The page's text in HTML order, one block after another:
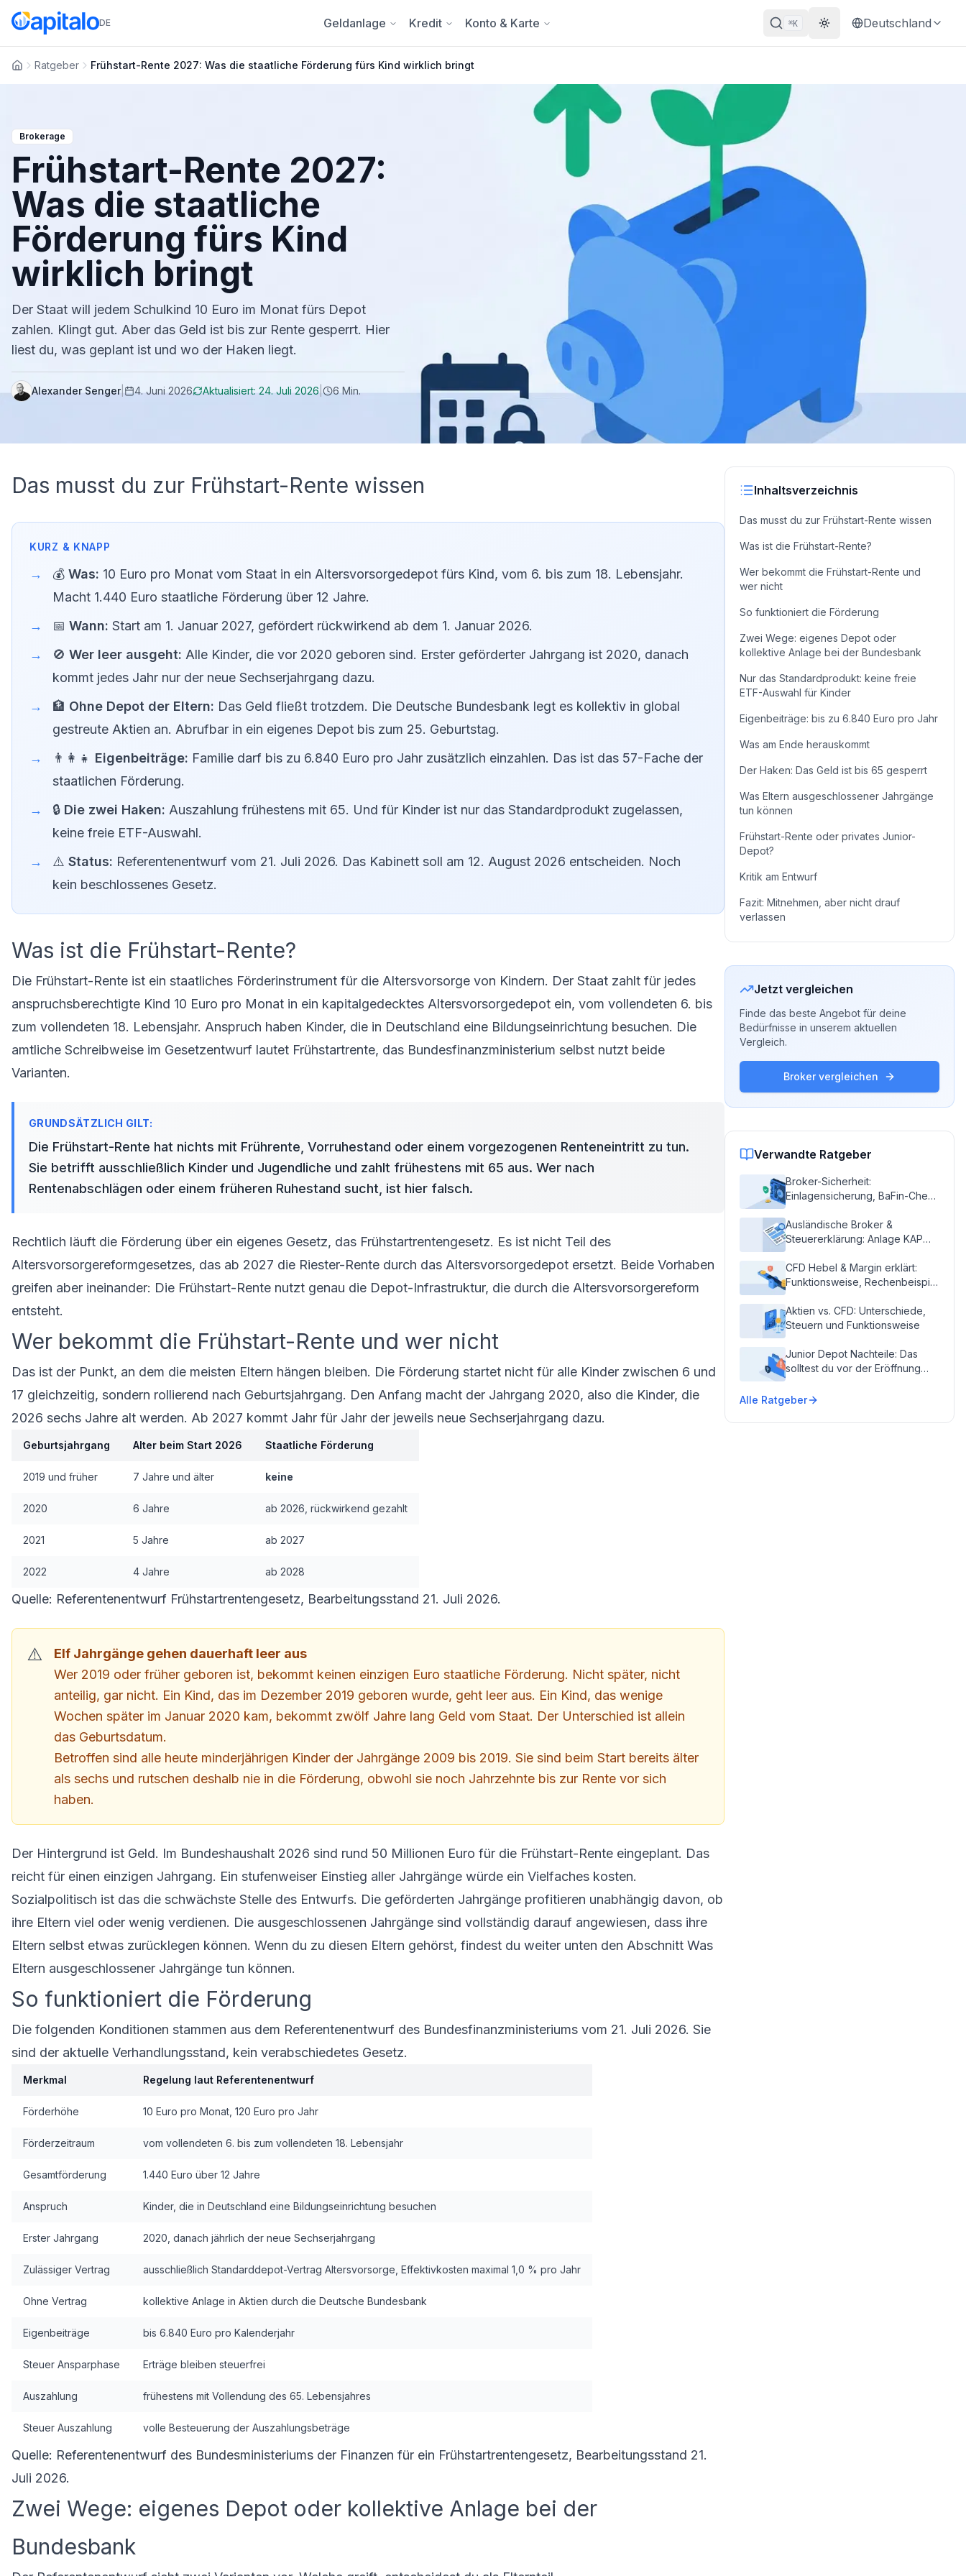
DE Geldanlage Kredit Konto & Karte ⌘K Theme wechseln
Deutschland
Ratgeber Frühstart-Rente 2027: Was die staatliche Förderung fürs Kind wirklich bringt
Brokerage
Frühstart-Rente 2027:
Was die staatliche
Förderung fürs Kind
wirklich bringt
Der Staat will jedem Schulkind 10 Euro im Monat fürs Depot
zahlen. Klingt gut. Aber das Geld ist bis zur Rente gesperrt. Hier
liest du, was geplant ist und wo der Haken liegt.
Alexander Senger| 4. Juni 2026 Aktualisiert: 24. Juli 2026 | 6Min.
Das musst du zur Frühstart-Rente wissen
💰 Was: 10 Euro pro Monat vom Staat in ein Altersvorsorgedepot fürs Kind, vom 6. bis zum 18. Lebensjahr.
Macht 1.440 Euro staatliche Förderung über 12 Jahre.
📅 Wann: Start am 1. Januar 2027, gefördert rückwirkend ab dem 1. Januar 2026.
🚫 Wer leer ausgeht: Alle Kinder, die vor 2020 geboren sind. Erster geförderter Jahrgang ist 2020, danach
kommt jedes Jahr nur der neue Sechserjahrgang dazu.
🏦 Ohne Depot der Eltern: Das Geld fließt trotzdem. Die Deutsche Bundesbank legt es kollektiv in global
gestreute Aktien an. Abrufbar in ein eigenes Depot bis zum 25. Geburtstag.
👨‍👩‍👧 Eigenbeiträge: Familie darf bis zu 6.840 Euro pro Jahr zusätzlich einzahlen. Das ist das 57-Fache der
staatlichen Förderung.
🔒 Die zwei Haken: Auszahlung frühestens mit 65. Und für Kinder ist nur das Standardprodukt zugelassen,
keine freie ETF-Auswahl.
⚠️ Status: Referentenentwurf vom 21. Juli 2026. Das Kabinett soll am 12. August 2026 entscheiden. Noch
kein beschlossenes Gesetz.
Was ist die Frühstart-Rente?
Die Frühstart-Rente ist ein staatliches Förderinstrument für die Altersvorsorge von Kindern. Der Staat zahlt für jedes
anspruchsberechtigte Kind 10 Euro pro Monat in ein kapitalgedecktes Altersvorsorgedepot ein, vom vollendeten 6. bis
zum vollendeten 18. Lebensjahr. Anspruch haben Kinder, die in Deutschland eine Bildungseinrichtung besuchen. Die
amtliche Schreibweise im Gesetzentwurf lautet Frühstartrente, das Bundesfinanzministerium selbst nutzt beide
Varianten.
Die Frühstart-Rente hat nichts mit Frührente, Vorruhestand oder einem vorgezogenen Renteneintritt zu tun.
Sie betrifft ausschließlich Kinder und Jugendliche und zahlt frühestens mit 65 aus. Wer nach
Rentenabschlägen oder einem früheren Ruhestand sucht, ist hier falsch.
Rechtlich läuft die Förderung über ein eigenes Gesetz, das Frühstartrentengesetz. Es ist nicht Teil des
Altersvorsorgereformgesetzes, das ab 2027 die Riester-Rente durch das Altersvorsorgedepot ersetzt. Beide Vorhaben
greifen aber ineinander: Die Frühstart-Rente nutzt genau die Depot-Infrastruktur, die durch die Altersvorsorgereform
entsteht.
Wer bekommt die Frühstart-Rente und wer nicht
Das ist der Punkt, an dem die meisten Eltern hängen bleiben. Die Förderung startet nicht für alle Kinder zwischen 6 und
17 gleichzeitig, sondern rollierend nach Geburtsjahrgang. Den Anfang macht der Jahrgang 2020, also die Kinder, die
2026 sechs Jahre alt werden. Ab 2027 kommt Jahr für Jahr der jeweils neue Sechserjahrgang dazu.
Geburtsjahrgang Alter beim Start 2026 Staatliche Förderung
2019 und früher 7 Jahre und älter keine
2020 6 Jahre ab 2026, rückwirkend gezahlt
2021 5 Jahre ab 2027
2022 4 Jahre ab 2028
Quelle: Referentenentwurf Frühstartrentengesetz, Bearbeitungsstand 21. Juli 2026.
Elf Jahrgänge gehen dauerhaft leer aus
Wer 2019 oder früher geboren ist, bekommt keinen einzigen Euro staatliche Förderung. Nicht später, nicht
anteilig, gar nicht. Ein Kind, das im Dezember 2019 geboren wurde, geht leer aus. Ein Kind, das wenige
Wochen später im Januar 2020 kam, bekommt zwölf Jahre lang Geld vom Staat. Der Unterschied ist allein
das Geburtsdatum.
Betroffen sind alle heute minderjährigen Kinder der Jahrgänge 2009 bis 2019. Sie sind beim Start bereits älter
als sechs und rutschen deshalb nie in die Förderung, obwohl sie noch Jahrzehnte bis zur Rente vor sich
haben.
Der Hintergrund ist Geld. Im Bundeshaushalt 2026 sind rund 50 Millionen Euro für die Frühstart-Rente eingeplant. Das
reicht für einen einzigen Jahrgang. Ein stufenweiser Einstieg aller Jahrgänge würde ein Vielfaches kosten.
Sozialpolitisch ist das die schwächste Stelle des Entwurfs. Die geförderten Jahrgänge profitieren unabhängig davon, ob
ihre Eltern viel oder wenig verdienen. Die ausgeschlossenen Jahrgänge sind vollständig darauf angewiesen, dass ihre
Eltern selbst etwas zurücklegen können. Wenn du zu diesen Eltern gehörst, findest du weiter unten den Abschnitt Was
Eltern ausgeschlossener Jahrgänge tun können.
So funktioniert die Förderung
Die folgenden Konditionen stammen aus dem Referentenentwurf des Bundesfinanzministeriums vom 21. Juli 2026. Sie
sind der aktuelle Verhandlungsstand, kein verabschiedetes Gesetz.
Merkmal Regelung laut Referentenentwurf
Förderhöhe 10 Euro pro Monat, 120 Euro pro Jahr
Förderzeitraum vom vollendeten 6. bis zum vollendeten 18. Lebensjahr
Gesamtförderung 1.440 Euro über 12 Jahre
Anspruch Kinder, die in Deutschland eine Bildungseinrichtung besuchen
Erster Jahrgang 2020, danach jährlich der neue Sechserjahrgang
Zulässiger Vertrag ausschließlich Standarddepot-Vertrag Altersvorsorge, Effektivkosten maximal 1,0 % pro Jahr
Ohne Vertrag kollektive Anlage in Aktien durch die Deutsche Bundesbank
Eigenbeiträge bis 6.840 Euro pro Kalenderjahr
Steuer Ansparphase Erträge bleiben steuerfrei
Auszahlung frühestens mit Vollendung des 65. Lebensjahres
Steuer Auszahlung volle Besteuerung der Auszahlungsbeträge
Quelle: Referentenentwurf des Bundesministeriums der Finanzen für ein Frühstartrentengesetz, Bearbeitungsstand 21.
Juli 2026.
Zwei Wege: eigenes Depot oder kollektive Anlage bei der
Bundesbank
Inhaltsverzeichnis
Das musst du zur Frühstart-Rente wissen
Was ist die Frühstart-Rente?
Wer bekommt die Frühstart-Rente und
wer nicht
So funktioniert die Förderung
Zwei Wege: eigenes Depot oder
kollektive Anlage bei der Bundesbank
Nur das Standardprodukt: keine freie
ETF-Auswahl für Kinder
Eigenbeiträge: bis zu 6.840 Euro pro Jahr
Was am Ende herauskommt
Der Haken: Das Geld ist bis 65 gesperrt
Was Eltern ausgeschlossener Jahrgänge
tun können
Frühstart-Rente oder privates Junior-
Depot?
Kritik am Entwurf
Fazit: Mitnehmen, aber nicht drauf
verlassen
Jetzt vergleichen
Finde das beste Angebot für deine
Bedürfnisse in unserem aktuellen
Vergleich.
Broker vergleichen
Verwandte Ratgeber
Broker-Sicherheit:
Einlagensicherung, BaFin-Check
Ausländische Broker &
Steuererklärung: Anlage KAP
CFD Hebel & Margin erklärt:
Funktionsweise, Rechenbeispiel
Aktien vs. CFD: Unterschiede,
Steuern und Funktionsweise
Junior Depot Nachteile: Das
solltest du vor der Eröffnung
Alle Ratgeber